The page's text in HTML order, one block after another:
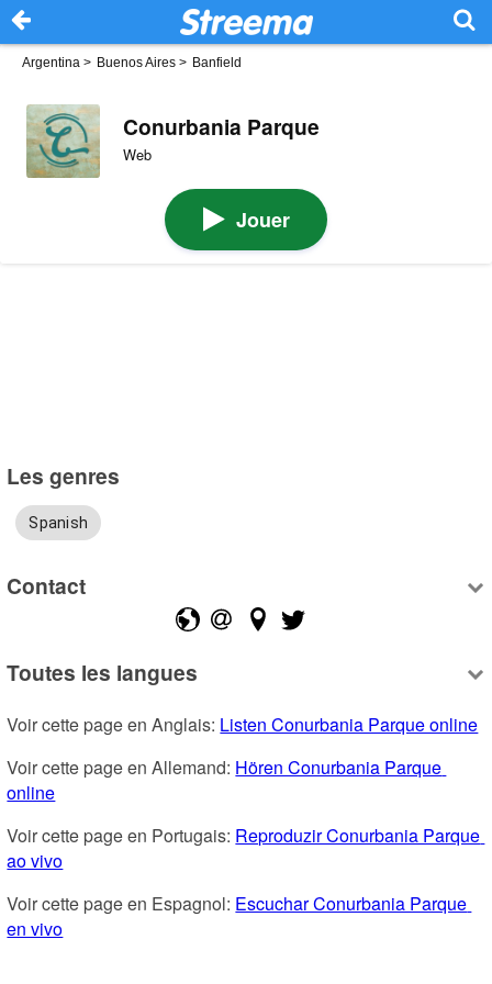
Argentina > Buenos Aires > Banfield
Conurbania Parque
Web
Jouer
Les genres
Spanish
Contact
Toutes les langues
Voir cette page en Anglais: Listen Conurbania Parque online
Voir cette page en Allemand: Hören Conurbania Parque
online
Voir cette page en Portugais: Reproduzir Conurbania Parque
ao vivo
Voir cette page en Espagnol: Escuchar Conurbania Parque
en vivo